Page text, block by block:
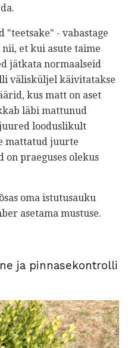
"teetsake" - vabastage
et kui asute taime
jätkata normaalseid
välisküljel käivitatakse
kus matt on aset
läbi mattunud
looduslikult
mattatud juurte
on praeguses olekus
oma istutusauku
asetama mustuse.
ja pinnasekontrolli